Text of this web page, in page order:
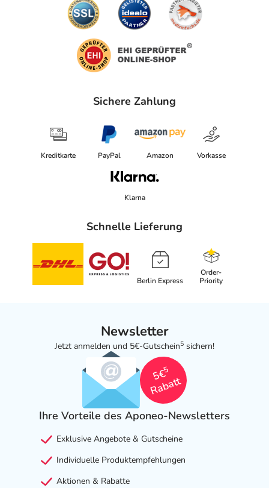
Sichere Zahlung
Kreditkarte PayPal Amazon Vorkasse
Klarna
Schnelle Lieferung
Berlin Express
Order-
Priority
Newsletter
Jetzt anmelden und 5€-Gutschein5 sichern!
5€
5
Rabatt
Ihre Vorteile des Aponeo-Newsletters
Exklusive Angebote & Gutscheine
Individuelle Produktempfehlungen
Aktionen & Rabatte